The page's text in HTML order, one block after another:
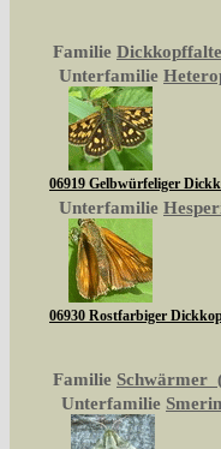
Familie
Unterfamilie
06919 Gelbwürfeliger
Unterfamilie
06930 Rostfarbiger
Familie Schwärmer
Unterfamilie